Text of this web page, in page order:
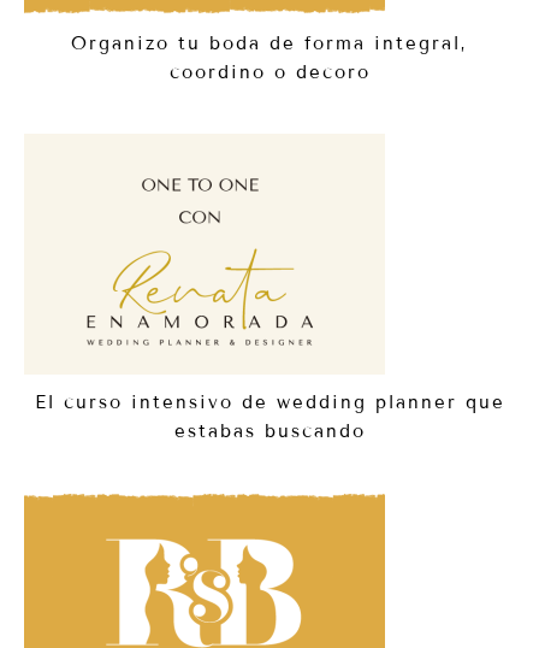
Organizo tu boda de forma integral,
coordino o decoro
El curso intensivo de wedding planner que
estabas buscando